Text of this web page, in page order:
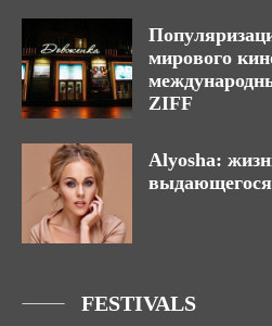
мирового
ZIFF
Alyosha:
FESTIVALS